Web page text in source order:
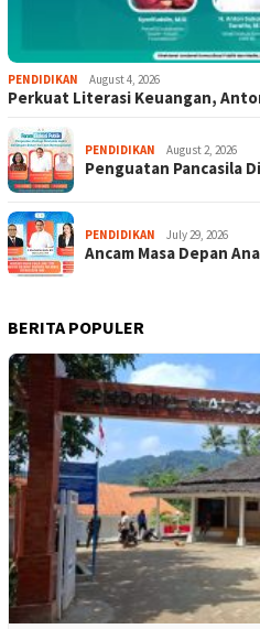
PENDIDIKAN August 4, 2026
Perkuat Literasi Keuangan,
PENDIDIKAN August 2, 2026
Penguatan Pancasila
PENDIDIKAN July 29, 2026
Ancam Masa Depan
BERITA POPULER